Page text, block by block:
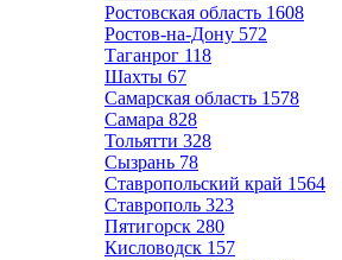
Ростовская область 1608
Ростов-на-Дону 572
Таганрог 118
Шахты 67
Самарская область 1578
Самара 828
Тольятти 328
Сызрань 78
Ставропольский край 1564
Ставрополь 323
Пятигорск 280
Кисловодск 157